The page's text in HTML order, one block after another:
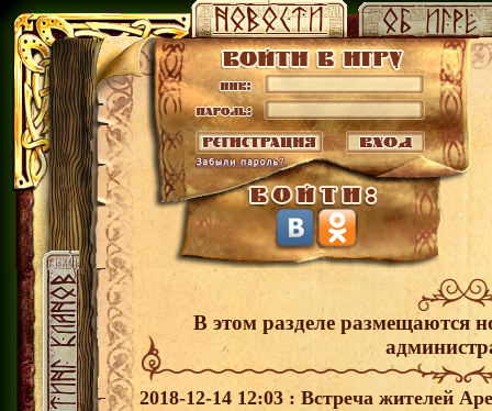
В этом разделе размещаются
2018-12-14 12:03 : Встреча жителей